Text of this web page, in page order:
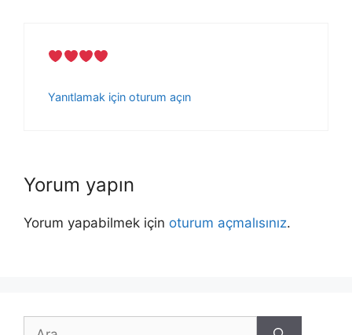
Yanıtlamak için oturum açın
Yorum yapın
Yorum yapabilmek için oturum açmalısınız.